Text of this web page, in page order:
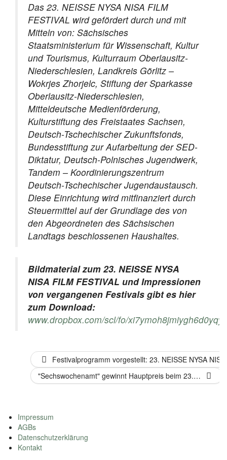
Das 23. NEISSE NYSA NISA FILM
FESTIVAL wird gefördert durch und mit
Mitteln von: Sächsisches
Staatsministerium für Wissenschaft, Kultur
und Tourismus, Kulturraum Oberlausitz-
Niederschlesien, Landkreis Görlitz –
Wokrjes Zhorjelc, Stiftung der Sparkasse
Oberlausitz-Niederschlesien,
Mitteldeutsche Medienförderung,
Kulturstiftung des Freistaates Sachsen,
Deutsch-Tschechischer Zukunftsfonds,
Bundesstiftung zur Aufarbeitung der SED-
Diktatur, Deutsch-Polnisches Jugendwerk,
Tandem – Koordinierungszentrum
Deutsch-Tschechischer Jugendaustausch.
Diese Einrichtung wird mitfinanziert durch
Steuermittel auf der Grundlage des von
den Abgeordneten des Sächsischen
Landtags beschlossenen Haushaltes.
Bildmaterial zum 23. NEISSE NYSA
NISA FILM FESTIVAL und Impressionen
von vergangenen Festivals gibt es hier
zum Download:
www.dropbox.com/scl/fo/
Festivalprogramm vorgestellt: 23. NEISSE NYSA
"Sechswochenamt" gewinnt Hauptpreis beim 23.…
Impressum
AGBs
Datenschutzerklärung
Kontakt